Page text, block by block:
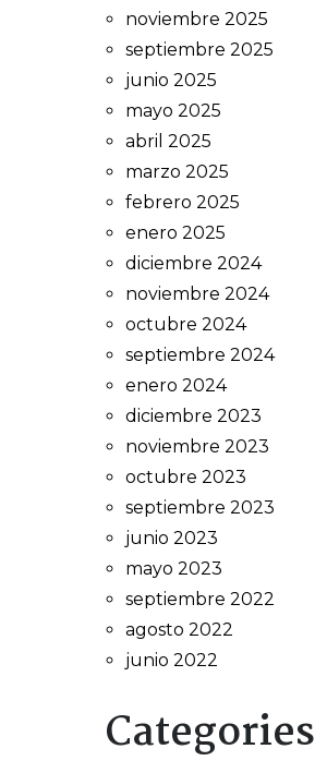
noviembre 2025
septiembre 2025
junio 2025
mayo 2025
abril 2025
marzo 2025
febrero 2025
enero 2025
diciembre 2024
noviembre 2024
octubre 2024
septiembre 2024
enero 2024
diciembre 2023
noviembre 2023
octubre 2023
septiembre 2023
junio 2023
mayo 2023
septiembre 2022
agosto 2022
junio 2022
Categories